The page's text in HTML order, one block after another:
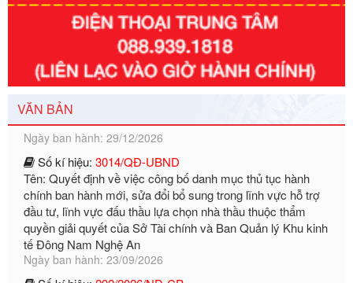
VĂN BẢN
351/2025/NĐ-CP
Tên: Nghị định số 351/2025/NĐ-CP của Chính phủ: Quy
định chuẩn nghèo đa chiều quốc gia giai đoạn 2026 - 2030
Ngày ban hành: 29/12/2026
Số kí hiệu:3014/QĐ-UBND
Tên: Quyết định về việc công bố danh mục thủ tục hành
chính ban hành mới, sửa đổi bổ sung trong lĩnh vực hỗ trợ
đầu tư, lĩnh vực đấu thầu lựa chọn nhà thầu thuộc thẩm
quyền giải quyết của Sở Tài chính và Ban Quản lý Khu kinh
tế Đông Nam Nghệ An
Ngày ban hành: 23/09/2026
Số kí hiệu: 292/2026/NĐ-CP
Tên: Nghị định số 292/2026/NĐ-CP của Chính phủ: Quy
định chi tiết một số điều và biện pháp để tổ chức, hướng